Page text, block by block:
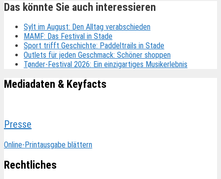
Das könnte Sie auch interessieren
Sylt im August: Den Alltag verabschieden
MAMF: Das Festival in Stade
Sport trifft Geschichte: Paddeltrails in Stade
Outlets für jeden Geschmack: Schöner shoppen
Tønder-Festival 2026: Ein einzigartiges Musikerlebnis
Mediadaten & Keyfacts
Presse
Online-Printausgabe blättern
Rechtliches